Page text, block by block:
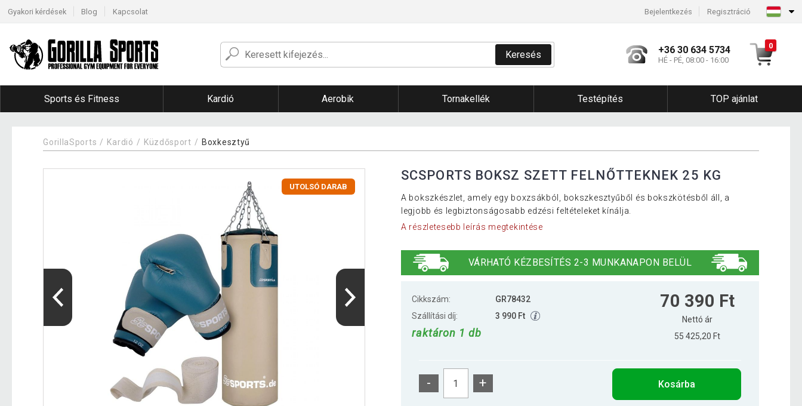
Gyakori kérdések Blog Kapcsolat Bejelentkezés Regisztráció
Keresés +36 30 634 5734
HÉ - PÉ, 08:00 - 16:00
0
Sports és Fitness Kardió Aerobik Tornakellék Testépítés TOP ajánlat
GorillaSports Kardió Küzdősport Boxkesztyű
UTOLSÓ DARAB
SCSPORTS BOKSZ SZETT FELNŐTTEKNEK 25 KG
A bokszkészlet, amely egy boxzsákból, bokszkesztyűből és bokszkötésből áll, a
legjobb és legbiztonságosabb edzési feltételeket kínálja.
A részletesebb leírás megtekintése
VÁRHATÓ KÉZBESÍTÉS 2-3 MUNKANAPON BELÜL
Cikkszám:
GR78432
Szállítási díj:
3 990 Ft
raktáron 1 db
70 390 Ft
Nettó ár
55 425,20 Ft
- + Kosárba